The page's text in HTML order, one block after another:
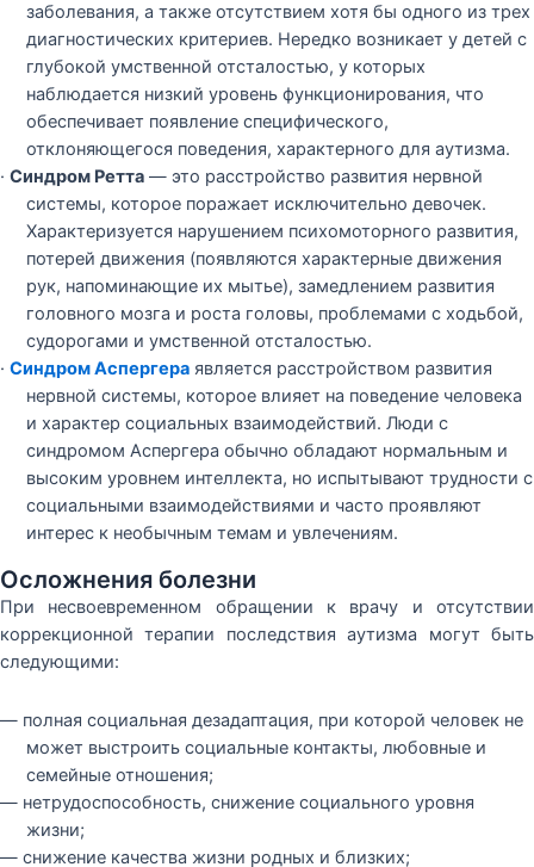
заболевания, а также отсутствием хотя бы одного из трех
диагностических критериев. Нередко возникает у детей с
глубокой умственной отсталостью, у которых
наблюдается низкий уровень функционирования, что
обеспечивает появление специфического,
отклоняющегося поведения, характерного для аутизма.
· Синдром Ретта — это расстройство развития нервной
системы, которое поражает исключительно девочек.
Характеризуется нарушением психомоторного развития,
потерей движения (появляются характерные движения
рук, напоминающие их мытье), замедлением развития
головного мозга и роста головы, проблемами с ходьбой,
судорогами и умственной отсталостью.
· Синдром Аспергера является расстройством развития
нервной системы, которое влияет на поведение человека
и характер социальных взаимодействий. Люди с
синдромом Аспергера обычно обладают нормальным и
высоким уровнем интеллекта, но испытывают трудности с
социальными взаимодействиями и часто проявляют
интерес к необычным темам и увлечениям.
Осложнения болезни
При несвоевременном обращении к врачу и отсутствии
коррекционной терапии последствия аутизма могут быть
следующими:
— полная социальная дезадаптация, при которой человек не
может выстроить социальные контакты, любовные и
семейные отношения;
— нетрудоспособность, снижение социального уровня
жизни;
— снижение качества жизни родных и близких;